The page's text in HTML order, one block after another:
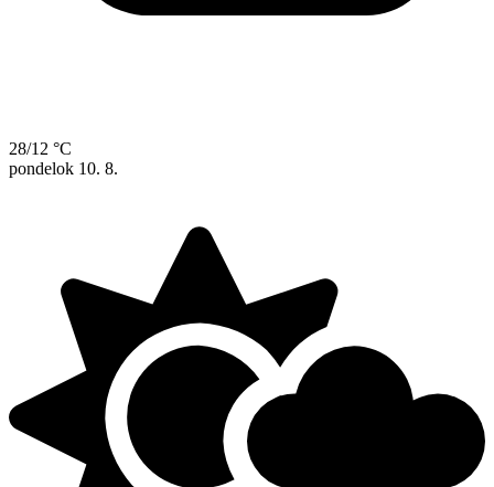
28/12 °C
pondelok 10. 8.